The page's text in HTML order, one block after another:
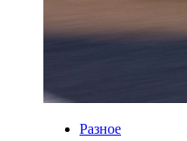
Разное